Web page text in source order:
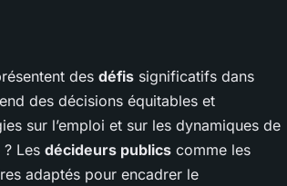
des défis significatifs dans
des décisions équitables et
sur l’emploi et sur les dynamiques de
? Les décideurs publics comme les
adaptés pour encadrer le